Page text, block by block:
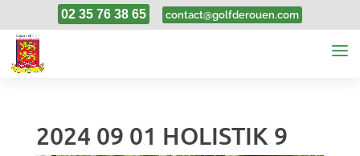
02 35 76 38 65 contact@golfderouen.com
2024 09 01 HOLISTIK 9